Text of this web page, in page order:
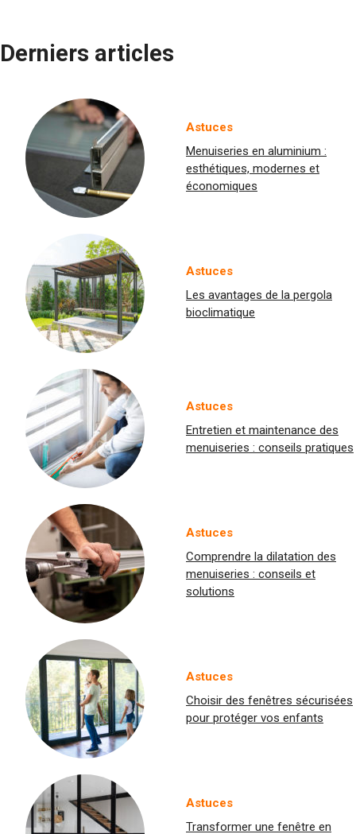
Derniers articles
Astuces
Menuiseries en aluminium :
esthétiques, modernes et
économiques
Astuces
Les avantages de la pergola
bioclimatique
Astuces
Entretien et maintenance des
menuiseries : conseils pratiques
Astuces
Comprendre la dilatation des
menuiseries : conseils et
solutions
Astuces
Choisir des fenêtres sécurisées
pour protéger vos enfants
Astuces
Transformer une fenêtre en